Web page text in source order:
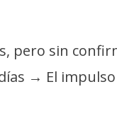
pero sin
→ El